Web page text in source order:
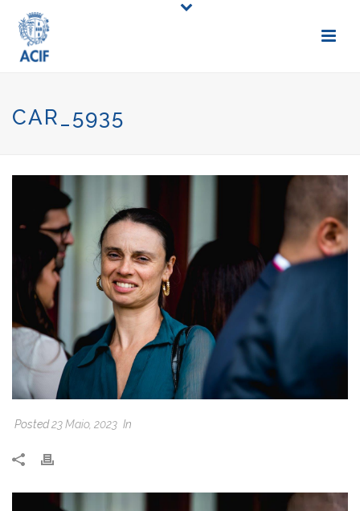
CAR_5935
Posted23 Maio, 2023 In